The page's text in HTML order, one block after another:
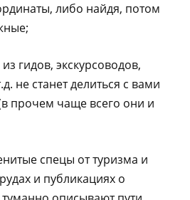
либо найдя, потом
гидов, экскурсоводов,
не станет делиться с вами
прочем чаще всего они и
спецы от туризма и
и публикациях о